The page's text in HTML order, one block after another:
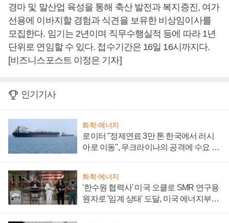
경마 및 말산업 육성을 통해 축산 발전과 복지증진, 여가
선용에 이바지할 경험과 식견을 보유한 비상임이사를
모집한다. 임기는 2년이며 직무수행실적 등에 따라 1년
단위로 연임할 수 있다. 접수기간은 16일 16시까지다.
[비즈니스포스트 이정은 기자]
인기기사
화학·에너지
로이터 "정제연료 3만 톤 한국에서 러시
아로 이동", 우크라이나의 공격에 수요 늘
화학·에너지
'한수원 협력사' 미국 오클로 SMR 연구용
원자로 '임계 상태' 도달, 미국 에너지부